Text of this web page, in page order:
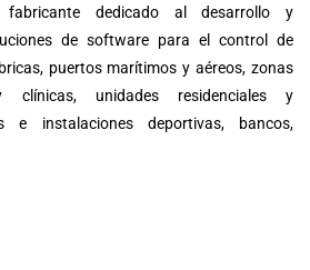
dedicado al desarrollo y
de software para el control de
puertos marítimos y aéreos, zonas
clínicas, unidades residenciales y
e instalaciones deportivas, bancos,